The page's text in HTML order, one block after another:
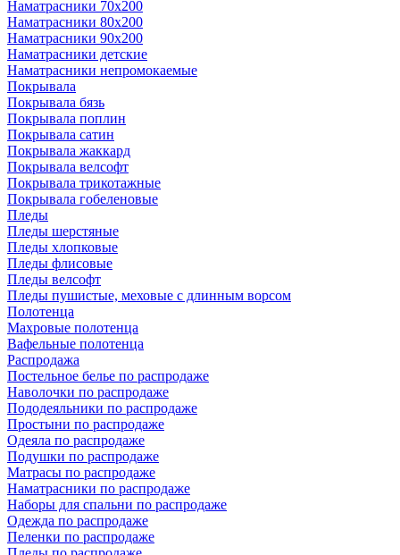
Наматрасники 70х200
Наматрасники 80х200
Наматрасники 90х200
Наматрасники детские
Наматрасники непромокаемые
Покрывала
Покрывала бязь
Покрывала поплин
Покрывала сатин
Покрывала жаккард
Покрывала велсофт
Покрывала трикотажные
Покрывала гобеленовые
Пледы
Пледы шерстяные
Пледы хлопковые
Пледы флисовые
Пледы велсофт
Пледы пушистые, меховые с длинным ворсом
Полотенца
Махровые полотенца
Вафельные полотенца
Распродажа
Постельное белье по распродаже
Наволочки по распродаже
Пододеяльники по распродаже
Простыни по распродаже
Одеяла по распродаже
Подушки по распродаже
Матрасы по распродаже
Наматрасники по распродаже
Наборы для спальни по распродаже
Одежда по распродаже
Пеленки по распродаже